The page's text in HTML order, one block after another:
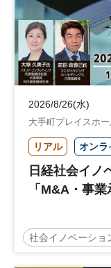
2026/8/26(水)
大手町プレイスホ
リアル オンラ
日経社会イノ
「M&A・事業
社会イノベーショ